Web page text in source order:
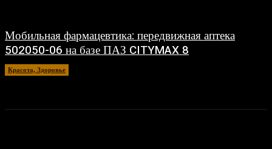
Мобильная фармацевтика: передвижная аптека
502050-06 на базе ПАЗ CITYMAX 8
Красота, Здоровье